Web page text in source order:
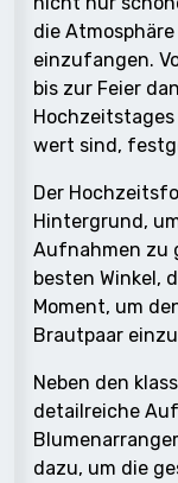
die
einzufangen.
bis zur Feier
wert sind,
Der
Hintergrund,
Aufnahmen zu
besten Winkel,
Moment, um
Brautpaar
Neben den
detailreiche
dazu, um die